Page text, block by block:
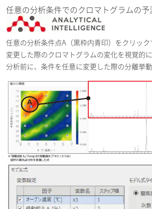
任意の分析条件でのクロマトグラムの予
任意の分析条件点A（黒枠内青印）をクリッ
変更した際のクロマトグラムの変化を視覚的に
分析前に、条件を任意に変更した際の分離挙